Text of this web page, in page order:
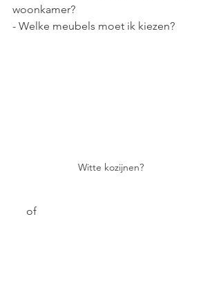
woonkamer?
- Welke meubels moet ik kiezen?
Witte kozijnen?
     of